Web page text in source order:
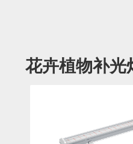
花卉植物补光